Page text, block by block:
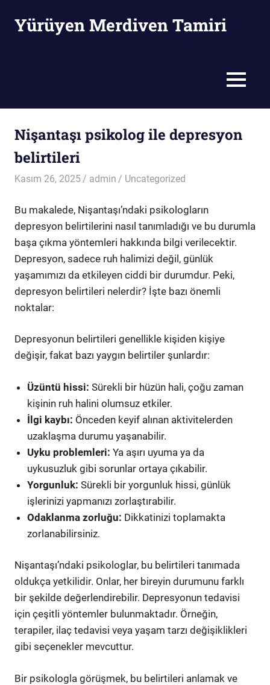
Yürüyen Merdiven Tamiri
MENU
Nişantaşı psikolog ile depresyon
belirtileri
Kasım 26, 2025 admin Uncategorized
Bu makalede, Nişantaşı’ndaki psikologların
depresyon belirtilerini nasıl tanımladığı ve bu durumla
başa çıkma yöntemleri hakkında bilgi verilecektir.
Depresyon, sadece ruh halimizi değil, günlük
yaşamımızı da etkileyen ciddi bir durumdur. Peki,
depresyon belirtileri nelerdir? İşte bazı önemli
noktalar:
Depresyonun belirtileri genellikle kişiden kişiye
değişir, fakat bazı yaygın belirtiler şunlardır:
Üzüntü hissi: Sürekli bir hüzün hali, çoğu zaman
kişinin ruh halini olumsuz etkiler.
İlgi kaybı: Önceden keyif alınan aktivitelerden
uzaklaşma durumu yaşanabilir.
Uyku problemleri: Ya aşırı uyuma ya da
uykusuzluk gibi sorunlar ortaya çıkabilir.
Yorgunluk: Sürekli bir yorgunluk hissi, günlük
işlerinizi yapmanızı zorlaştırabilir.
Odaklanma zorluğu: Dikkatinizi toplamakta
zorlanabilirsiniz.
Nişantaşı’ndaki psikologlar, bu belirtileri tanımada
oldukça yetkilidir. Onlar, her bireyin durumunu farklı
bir şekilde değerlendirebilir. Depresyonun tedavisi
için çeşitli yöntemler bulunmaktadır. Örneğin,
terapiler, ilaç tedavisi veya yaşam tarzı değişiklikleri
gibi seçenekler mevcuttur.
Bir psikologla görüşmek, bu belirtileri anlamak ve